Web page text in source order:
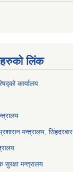
लिंक
कार्यालय
मन्त्रालय, सिंहदरबार
सुरक्षा मन्त्रालय